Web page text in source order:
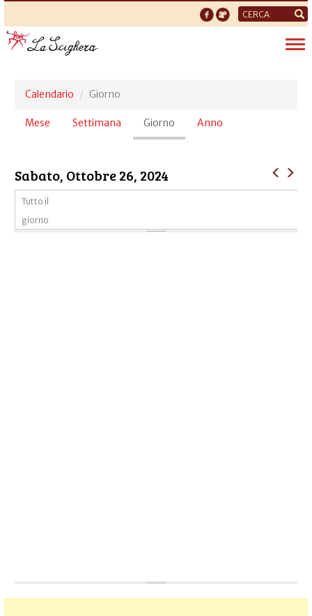
Form
di
ricerca
Calendario Giorno
Schede
Mese Settimana Giorno (scheda
attiva)
Anno
Sabato, Ottobre 26, 2024
Tutto il
giorno